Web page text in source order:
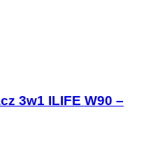
3w1 ILIFE W90 –